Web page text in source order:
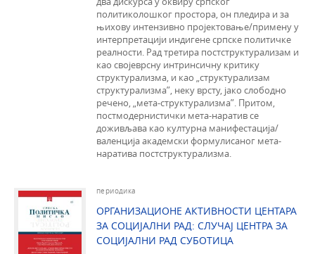
политиколошког простора, он пледира и за
њихову интензивно пројектовање/примену у
интерпретацији индигене српске политичке
реалности. Рад третира постструктурализам и
као својеврсну интринсичну критику
структурализма, и као „структурализам
структурализма”, неку врсту, јако слободно
речено, „мета-структурализма”. Притом,
постмодернистички мета-наратив се
доживљава као културна манифестација/
валенција академски формулисаног мета-
наратива постструктурализма.
периодика
ОРГАНИЗАЦИОНЕ АКТИВНОСТИ ЦЕНТАРА
ЗА СОЦИЈАЛНИ РАД: СЛУЧАЈ ЦЕНТРА ЗА
СОЦИЈАЛНИ РАД СУБОТИЦА